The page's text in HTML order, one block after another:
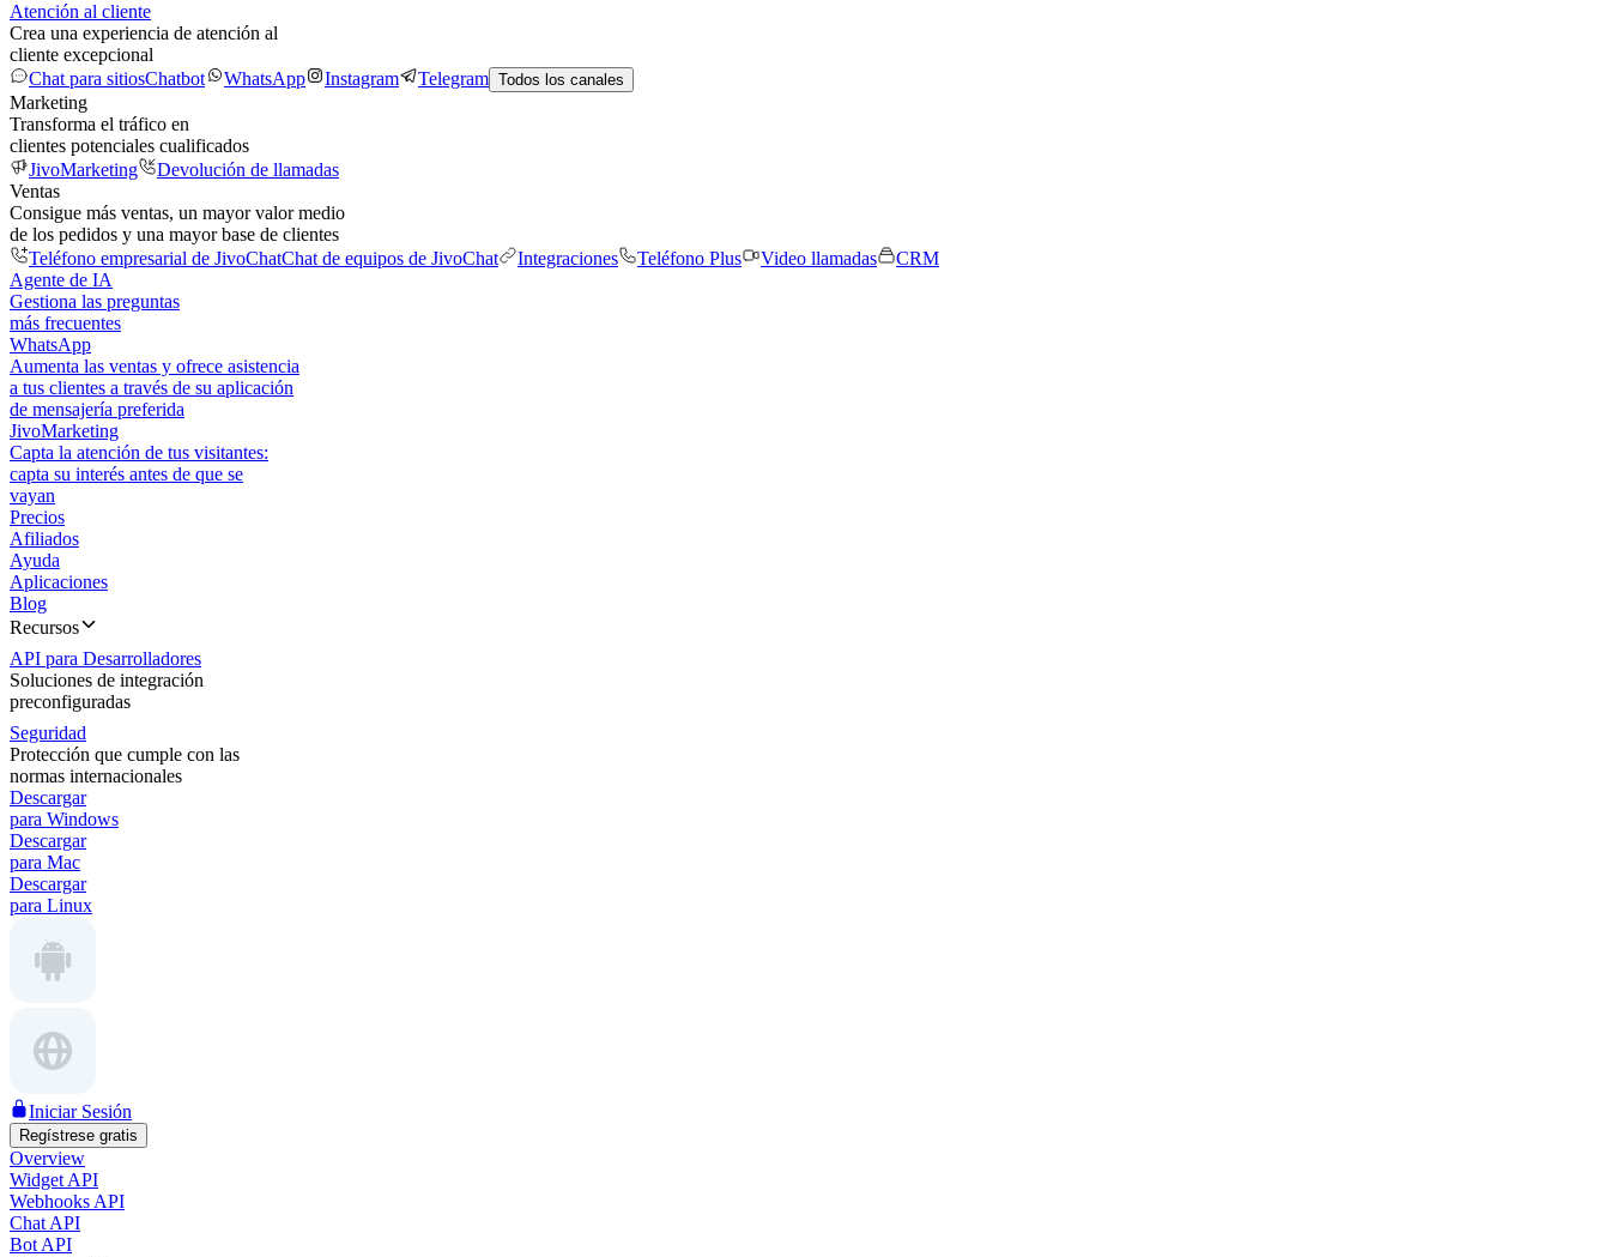
Atención al cliente
Crea una experiencia de atención al
cliente excepcional
Chat para sitiosChatbot WhatsApp Instagram Telegram Todos los canales
Marketing
Transforma el tráfico en
clientes potenciales cualificados
JivoMarketing
Devolución de llamadas
Ventas
Consigue más ventas, un mayor valor medio
de los pedidos y una mayor base de clientes
Teléfono empresarial de JivoChatChat de equipos de JivoChat Integraciones Teléfono Plus Video llamadas
CRM
Agente de IA
Gestiona las preguntas
más frecuentes
WhatsApp
Aumenta las ventas y ofrece asistencia
a tus clientes a través de su aplicación
de mensajería preferida
JivoMarketing
Capta la atención de tus visitantes:
capta su interés antes de que se
vayan
Precios
Afiliados
Ayuda
Aplicaciones
Blog
Recursos
API para Desarrolladores
Soluciones de integración
preconfiguradas
Seguridad
Protección que cumple con las
normas internacionales
Descargar
para Windows
Descargar
para Mac
Descargar
para Linux
Iniciar Sesión
Regístrese gratis
Overview
Widget API
Webhooks API
Chat API
Bot API